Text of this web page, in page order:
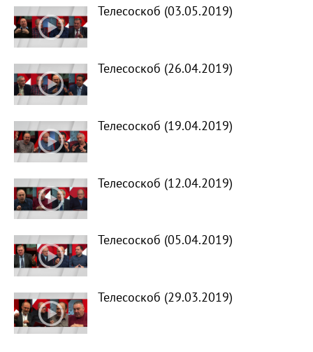
Телесоскоб (03.05.2019)
Телесоскоб (26.04.2019)
Телесоскоб (19.04.2019)
Телесоскоб (12.04.2019)
Телесоскоб (05.04.2019)
Телесоскоб (29.03.2019)